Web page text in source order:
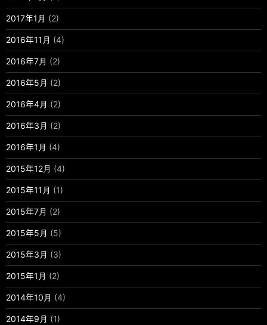
2017年1月 (2)
2016年11月 (4)
2016年7月 (2)
2016年5月 (2)
2016年4月 (2)
2016年3月 (2)
2016年1月 (4)
2015年12月 (4)
2015年11月 (1)
2015年7月 (2)
2015年5月 (5)
2015年3月 (3)
2015年1月 (2)
2014年10月 (4)
2014年9月 (1)